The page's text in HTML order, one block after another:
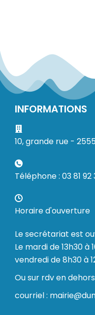
INFORMATIONS
10, grande rue -
Téléphone : 03 81 92
Horaire d'ouverture
Le secrétariat est
Le mardi de 13h30 à
vendredi de 8h30 à
Ou sur rdv en
courriel :